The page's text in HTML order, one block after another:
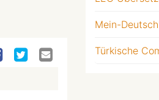
Mein-
Türkische